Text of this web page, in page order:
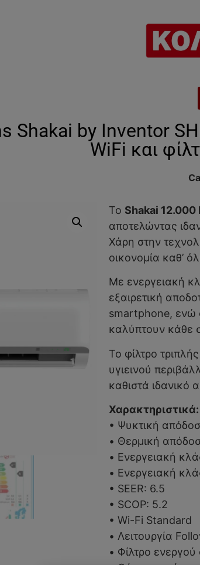
Shakai by Inventor
WiFi και
Το Shakai
αποτελώντας
Χάρη στην
οικονομία καθ’
Με ενεργειακή
εξαιρετική
smartphone, ενώ
καλύπτουν κάθε
Το φίλτρο
υγιεινού
καθιστά ιδανικό
Χαρακτηριστικά:
• Ψυκτική
• Θερμική
• Ενεργειακή
• Ενεργειακή
• SEER: 6.5
• SCOP: 5.2
• Wi-Fi Standard
• Λειτουργία
• Φίλτρο